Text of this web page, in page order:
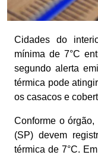
Cidades do
mínima de 7°C
segundo alerta
térmica pode
os casacos e
Conforme o
(SP) devem
térmica de 7°C.